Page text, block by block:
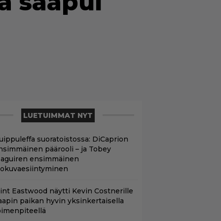
LUETUIMMAT NYT
suoratoistossa: DiCaprion
päärooli – ja Tobey
ensimmäinen
Eastwood näytti Kevin Costnerille
paikan hyvin yksinkertaisella